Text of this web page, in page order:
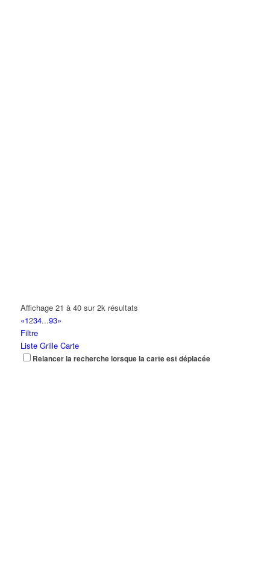
Affichage 21 à 40 sur 2k résultats
«1234...93»
Filtre
Liste Grille Carte
Relancer la recherche lorsque la carte est déplacée